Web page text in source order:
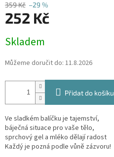
359 Kč –29 %
252 Kč
cena:
Skladem
Můžeme doručit do: 11.8.2026
Přidat do košíku
Ve sladkém balíčku je tajemství,
báječná situace pro vaše tělo,
sprchový gel a mléko dělají radost
Každý je pozná podle vůně zázvoru!